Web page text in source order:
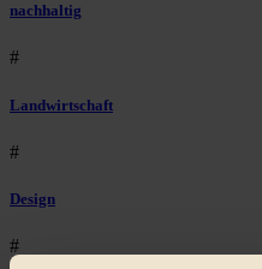
nachhaltig
#
Landwirtschaft
#
Design
#